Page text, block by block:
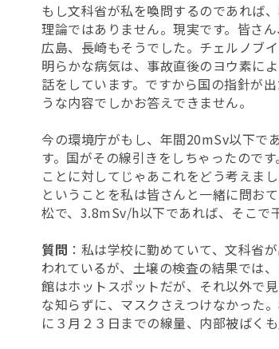
もし文科省が私を喚問するのであれば
理論ではありません。現実です。皆さ
広島、長崎もそうでした。チェルノブ
明らかな病気は、事故直後のヨウ素に
話をしています。ですから国の指針が
うな内容でしかお答えできません。
今の環境庁がもし、年間20mSv以下で
す。国がその線引きをしちゃったので
ことに対してじゃあこれをどう考えまし
ということを私は皆さんと一緒に問お
松で、3.8mSv/h以下であれば、そこで
質問 ：私は学校に勤めていて、文科省
われているが、土壌の検査の結果では
館はホットスポットだが、それ以外で
な知らずに、マスクさえつけなかった
に３月２３日までの線量、内部被ばくも